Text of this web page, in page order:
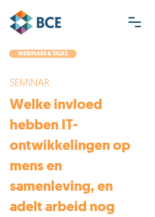
WEBINARS & TALKS
SEMINAR
Welke invloed
hebben IT-
ontwikkelingen op
mens en
samenleving, en
adelt arbeid nog